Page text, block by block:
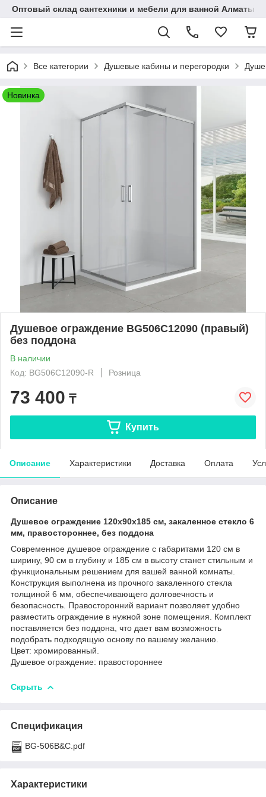
Оптовый склад сантехники и мебели для ванной Алматы •
Все категории Душевые кабины и перегородки
Новинка
Душевое ограждение BG506C12090 (правый)
без поддона
В наличии
Код: BG506C12090-R
Розница
73 400 ₸
Купить
Описание Характеристики Доставка Оплата
Описание
Душевое ограждение 120x90x185 см, закаленное стекло 6
мм, правостороннее, без поддона
Современное душевое ограждение с габаритами 120 см в
ширину, 90 см в глубину и 185 см в высоту станет стильным и
функциональным решением для вашей ванной комнаты.
Конструкция выполнена из прочного закаленного стекла
толщиной 6 мм, обеспечивающего долговечность и
безопасность. Правосторонний вариант позволяет удобно
разместить ограждение в нужной зоне помещения. Комплект
поставляется без поддона, что дает вам возможность
подобрать подходящую основу по вашему желанию.
Цвет: хромированный.
Душевое ограждение: правостороннее
Скрыть
Спецификация
BG-506B&C.pdf
Характеристики